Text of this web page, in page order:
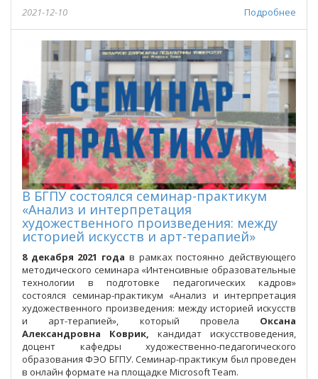
Подробнее
2021-12-10
В БГПУ состоялся семинар-практикум
«Анализ и интерпретация
художественного произведения: между
историей искусств и арт-терапией»
8 декабря 2021 года в рамках постоянно действующего
методического семинара «Интенсивные образовательные
технологии в подготовке педагогических кадров»
состоялся семинар-практикум «Анализ и интерпретация
художественного произведения: между историей искусств
и арт-терапией», который провела Оксана
Александровна Коврик,
кандидат искусствоведения,
доцент кафедры художественно-педагогического
образования ФЭО БГПУ. Семинар-практикум был проведен
в онлайн формате на площадке Microsoft Team.